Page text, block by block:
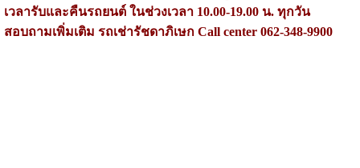
เวลารับและคืนรถยนต์ ในช่วงเวลา 10.00-19.00 น. ทุกวัน
สอบถามเพิ่มเติม รถเช่ารัชดาภิเษก Call center 062-348-9900